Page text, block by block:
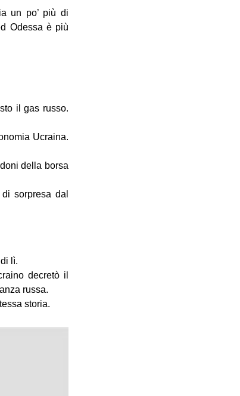
un po’ più di
Odessa è più
il gas russo.
Ucraina.
della borsa
sorpresa dal
lì.
decretò il
russa.
storia.